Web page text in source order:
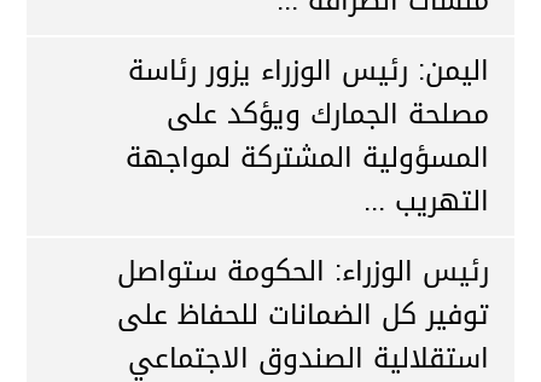
اليمن: رئيس الوزراء يزور رئاسة
مصلحة الجمارك ويؤكد على
المسؤولية المشتركة لمواجهة
التهريب ...
رئيس الوزراء: الحكومة ستواصل
توفير كل الضمانات للحفاظ على
استقلالية الصندوق الاجتماعي